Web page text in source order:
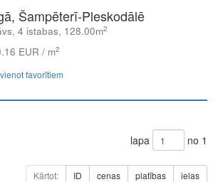
Šampēterī-Pleskodālē
4 istabas, 128.00m2
EUR / m2
favorītiem
lapa no 1
Kārtot: ID cenas platības ielas